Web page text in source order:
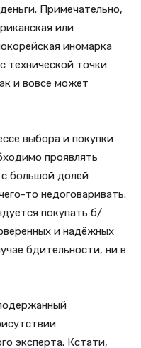
Примечательно,
или
иномарка
технической точки
и вовсе может
выбора и покупки
проявлять
большой долей
то недоговаривать.
покупать б/
и надёжных
бдительности, ни в
эксперта. Кстати,